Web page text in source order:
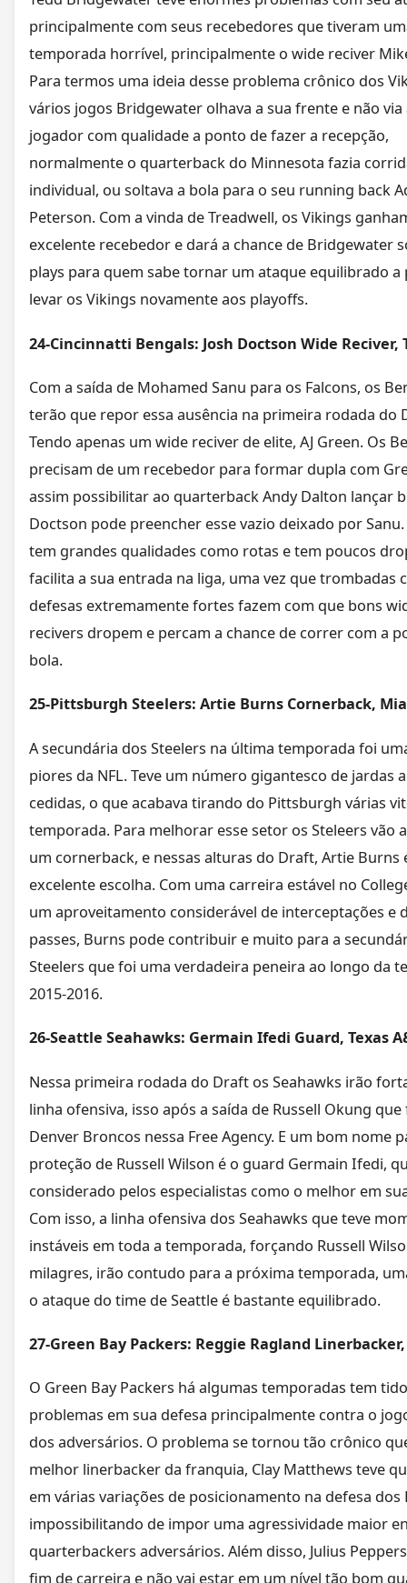
principalmente com seus recebedores que tiveram
temporada horrível, principalmente o wide reciver
Para termos uma ideia desse problema crônico dos
vários jogos Bridgewater olhava a sua frente e não
jogador com qualidade a ponto de fazer a recepção,
normalmente o quarterback do Minnesota fazia
individual, ou soltava a bola para o seu running back
Peterson. Com a vinda de Treadwell, os Vikings
excelente recebedor e dará a chance de Bridgewater
plays para quem sabe tornar um ataque equilibrado a
levar os Vikings novamente aos playoffs.
24-Cincinnatti Bengals: Josh Doctson Wide Reciver,
Com a saída de Mohamed Sanu para os Falcons, os
terão que repor essa ausência na primeira rodada do
Tendo apenas um wide reciver de elite, AJ Green. Os
precisam de um recebedor para formar dupla com
assim possibilitar ao quarterback Andy Dalton lançar
Doctson pode preencher esse vazio deixado por
tem grandes qualidades como rotas e tem poucos
facilita a sua entrada na liga, uma vez que trombadas
defesas extremamente fortes fazem com que bons
recivers dropem e percam a chance de correr com a
bola.
25-Pittsburgh Steelers: Artie Burns Cornerback,
A secundária dos Steelers na última temporada foi
piores da NFL. Teve um número gigantesco de jardas
cedidas, o que acabava tirando do Pittsburgh várias
temporada. Para melhorar esse setor os Steleers vão
um cornerback, e nessas alturas do Draft, Artie Burns
excelente escolha. Com uma carreira estável no
um aproveitamento considerável de interceptações e
passes, Burns pode contribuir e muito para a
Steelers que foi uma verdadeira peneira ao longo da
2015-2016.
26-Seattle Seahawks: Germain Ifedi Guard, Texas
Nessa primeira rodada do Draft os Seahawks irão
linha ofensiva, isso após a saída de Russell Okung
Denver Broncos nessa Free Agency. E um bom nome
proteção de Russell Wilson é o guard Germain Ifedi,
considerado pelos especialistas como o melhor em
Com isso, a linha ofensiva dos Seahawks que teve
instáveis em toda a temporada, forçando Russell
milagres, irão contudo para a próxima temporada,
o ataque do time de Seattle é bastante equilibrado.
27-Green Bay Packers: Reggie Ragland
O Green Bay Packers há algumas temporadas tem
problemas em sua defesa principalmente contra o
dos adversários. O problema se tornou tão crônico
melhor linerbacker da franquia, Clay Matthews teve
em várias variações de posicionamento na defesa dos
impossibilitando de impor uma agressividade maior
quarterbackers adversários. Além disso, Julius
fim de carreira e não vai estar em um nível tão bom